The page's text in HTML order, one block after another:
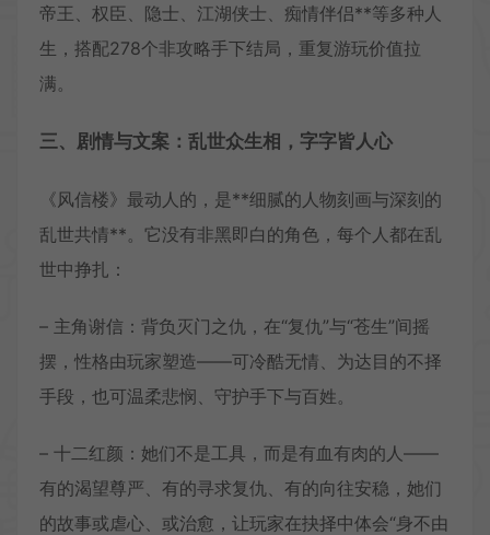
帝王、权臣、隐士、江湖侠士、痴情伴侣**等多种人
生，搭配278个非攻略手下结局，重复游玩价值拉
满。
三、剧情与文案：乱世众生相，字字皆人心
《风信楼》最动人的，是**细腻的人物刻画与深刻的
乱世共情**。它没有非黑即白的角色，每个人都在乱
世中挣扎：
– 主角谢信：背负灭门之仇，在“复仇”与“苍生”间摇
摆，性格由玩家塑造——可冷酷无情、为达目的不择
手段，也可温柔悲悯、守护手下与百姓。
– 十二红颜：她们不是工具，而是有血有肉的人——
有的渴望尊严、有的寻求复仇、有的向往安稳，她们
的故事或虐心、或治愈，让玩家在抉择中体会“身不由